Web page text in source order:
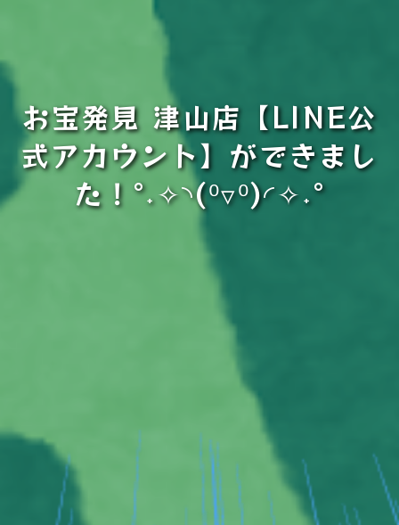
お宝発見 津山店【LINE公
式アカウント】ができまし
た！°˖✧◝(⁰▿⁰)◜✧˖°